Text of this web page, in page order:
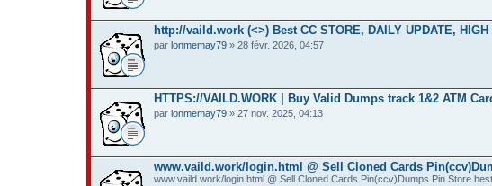
http://vaild.work (<>) Best CC STORE, DAILY UPDATE,
par lonmemay79 » 28 févr. 2026, 04:57
HTTPS://VAILD.WORK | Buy Valid Dumps track 1&2 ATM
par lonmemay79 » 27 nov. 2025, 04:13
www.vaild.work/login.html @ Sell Cloned Cards
www.vaild.work/login.html @ Sell Cloned Cards Pin(ccv)Dumps Pin Store